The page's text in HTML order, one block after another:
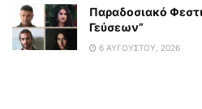
Παραδοσιακό
Γεύσεων”
6 ΑΥΓΟΎΣΤΟΥ, 2026